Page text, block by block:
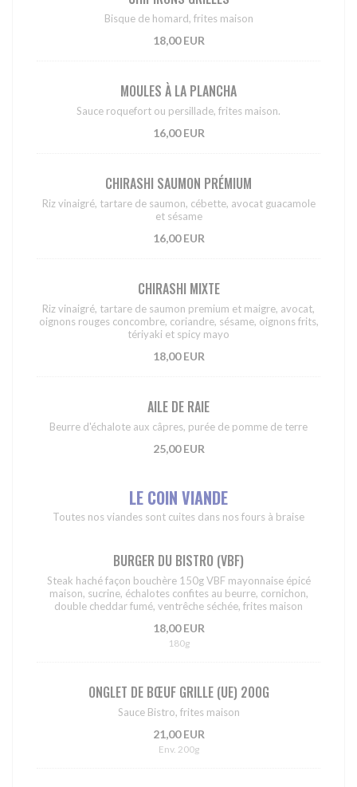
Bisque de homard, frites maison
18,00 EUR
MOULES À LA PLANCHA
Sauce roquefort ou persillade, frites maison.
16,00 EUR
CHIRASHI SAUMON PRÉMIUM
Riz vinaigré, tartare de saumon, cébette, avocat guacamole
et sésame
16,00 EUR
CHIRASHI MIXTE
Riz vinaigré, tartare de saumon premium et maigre, avocat,
oignons rouges concombre, coriandre, sésame, oignons frits,
tériyaki et spicy mayo
18,00 EUR
AILE DE RAIE
Beurre d'échalote aux câpres, purée de pomme de terre
25,00 EUR
LE COIN VIANDE
Toutes nos viandes sont cuites dans nos fours à braise
BURGER DU BISTRO (VBF)
Steak haché façon bouchère 150g VBF mayonnaise épicé
maison, sucrine, échalotes confites au beurre, cornichon,
double cheddar fumé, ventrêche séchée, frites maison
18,00 EUR
180g
ONGLET DE BŒUF GRILLE (UE) 200G
Sauce Bistro, frites maison
21,00 EUR
Env. 200g